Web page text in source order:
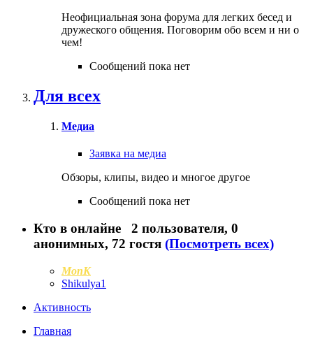
Неофициальная зона форума для легких бесед и
дружеского общения. Поговорим обо всем и ни о
чем!
Сообщений пока нет
Для всех
Медиа
Заявка на медиа
Обзоры, клипы, видео и многое другое
Сообщений пока нет
Кто в онлайне 2 пользователя, 0
анонимных, 72 гостя (Посмотреть всех)
MonK
Shikulya1
Активность
Главная